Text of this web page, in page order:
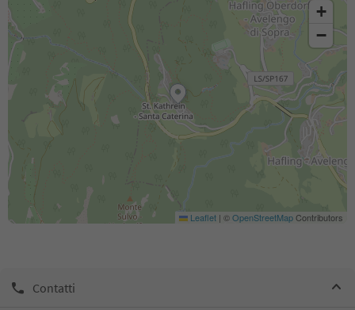
+
−
Leaflet | ©OpenStreetMapContributors
Contatti